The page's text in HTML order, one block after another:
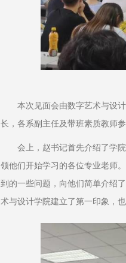
本次见面会由数字艺术与设
长，各系副主任及带班素质教师参
会上，赵书记首先介绍了学
领他们开始学习的各位专业老师
到的一些问题，向他们简单介绍
术与设计学院建立了第一印象，